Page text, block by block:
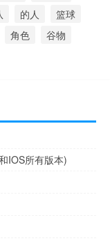
的人
篮球
角色
谷物
IOS所有版本)